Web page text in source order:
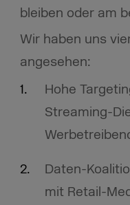
bleiben oder am
Wir haben uns
angesehen:
Hohe
Streaming-
Daten-
mit Retail-